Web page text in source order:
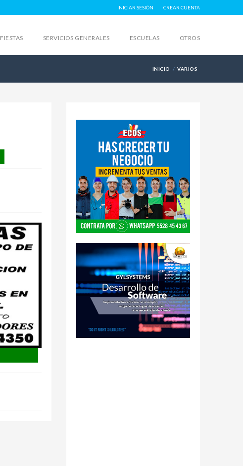
INICIAR SESIÓN CREAR CUENTA
FIESTAS SERVICIOS GENERALES ESCUELAS OTROS
INICIO VARIOS